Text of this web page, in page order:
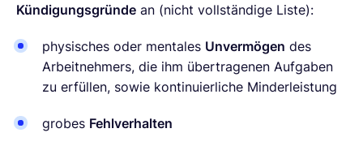
Kündigungsgründe an (nicht vollständige Liste):
physisches oder mentales Unvermögen des
Arbeitnehmers, die ihm übertragenen Aufgaben
zu erfüllen, sowie kontinuierliche Minderleistung
grobes Fehlverhalten